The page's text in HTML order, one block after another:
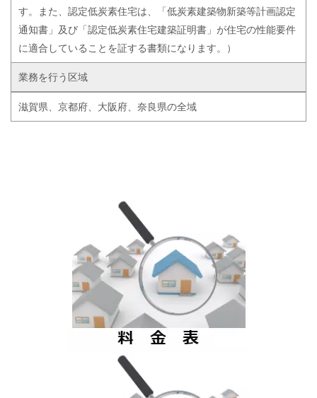
す。また、認定低炭素住宅は、「低炭素建築物新築等計画認定
通知書」及び「認定低炭素住宅建築証明書」が住宅の性能要件
に適合していることを証する書類になります。）
業務を行う区域
滋賀県、京都府、大阪府、奈良県の全域